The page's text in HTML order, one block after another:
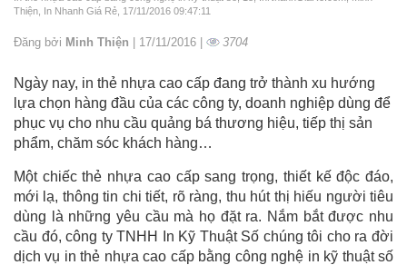
Thiện, In Nhanh Giá Rẻ, 17/11/2016 09:47:11
Đăng bởi Minh Thiện | 17/11/2016 | 3704
Ngày nay, in thẻ nhựa cao cấp đang trở thành xu hướng
lựa chọn hàng đầu của các công ty, doanh nghiệp dùng để
phục vụ cho nhu cầu quảng bá thương hiệu, tiếp thị sản
phẩm, chăm sóc khách hàng…
Một chiếc thẻ nhựa cao cấp sang trọng, thiết kế độc đáo,
mới lạ, thông tin chi tiết, rõ ràng, thu hút thị hiếu người tiêu
dùng là những yêu cầu mà họ đặt ra. Nắm bắt được nhu
cầu đó, công ty TNHH In Kỹ Thuật Số chúng tôi cho ra đời
dịch vụ in thẻ nhựa cao cấp bằng công nghệ in kỹ thuật số